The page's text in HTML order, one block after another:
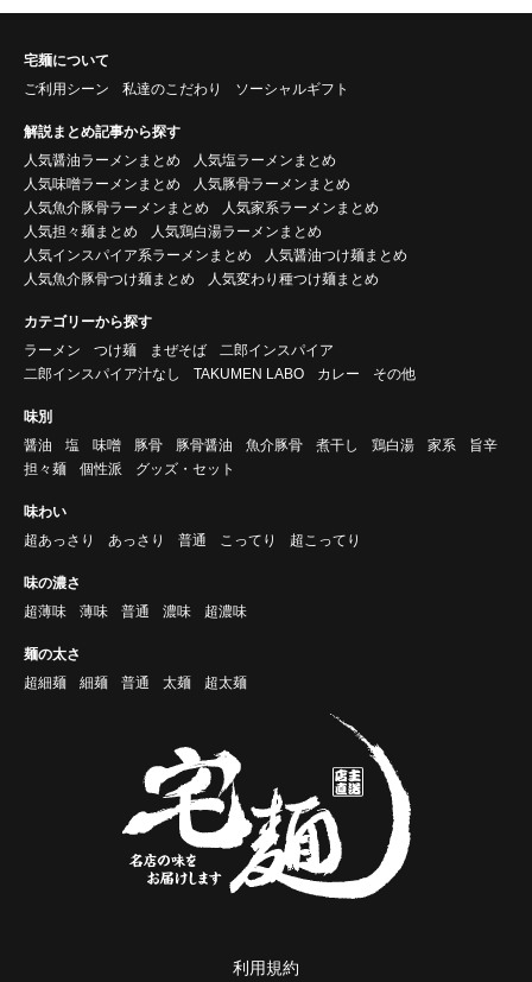
宅麺について
ご利用シーン
私達のこだわり ソーシャルギフト
解説まとめ記事から探す
人気醤油ラーメンまとめ
人気塩ラーメンまとめ
人気味噌ラーメンまとめ
人気豚骨ラーメンまとめ
人気魚介豚骨ラーメンまとめ
人気家系ラーメンまとめ
人気担々麺まとめ
人気鶏白湯ラーメンまとめ
人気インスパイア系ラーメンまとめ
人気醤油つけ麺まとめ
人気魚介豚骨つけ麺まとめ
人気変わり種つけ麺まとめ
カテゴリーから探す
ラーメン
つけ麺 まぜそば
二郎インスパイア
二郎インスパイア汁なし
TAKUMEN LABO カレー その他
味別
醤油
塩 味噌 豚骨 豚骨醤油 魚介豚骨 煮干し 鶏白湯 家系
旨辛
担々麺
個性派 グッズ・セット
味わい
超あっさり
あっさり 普通 こってり 超こってり
味の濃さ
超薄味
薄味 普通 濃味 超濃味
麺の太さ
超細麺
細麺 普通 太麺 超太麺
利用規約